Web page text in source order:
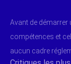
Avant de démarrer
compétences et
aucun cadre